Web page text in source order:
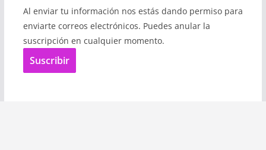
Al enviar tu información nos estás dando permiso para
enviarte correos electrónicos. Puedes anular la
suscripción en cualquier momento.
Suscribir